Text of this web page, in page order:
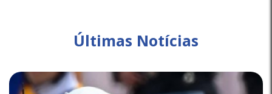
Últimas Notícias